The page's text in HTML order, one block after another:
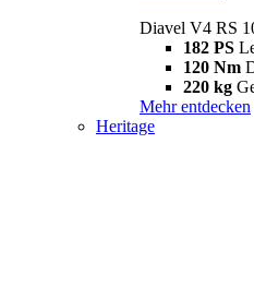
Diavel V4 RS
182 PS
120 Nm
220 kg
Mehr entdecken
Heritage